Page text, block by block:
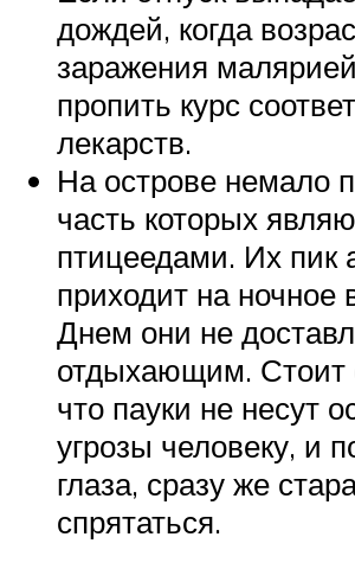
дождей, когда
заражения
пропить курс
лекарств.
На острове немало
часть которых
птицеедами. Их пик
приходит на ночное
Днем они не
отдыхающим. Стоит
что пауки не несут
угрозы человеку, и
глаза, сразу же
спрятаться.